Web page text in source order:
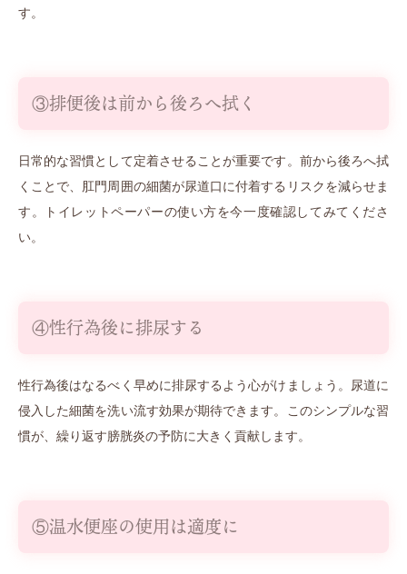
す。
③排便後は前から後ろへ拭く
日常的な習慣として定着させることが重要です。前から後ろへ拭
くことで、肛門周囲の細菌が尿道口に付着するリスクを減らせま
す。トイレットペーパーの使い方を今一度確認してみてくださ
い。
④性行為後に排尿する
性行為後はなるべく早めに排尿するよう心がけましょう。尿道に
侵入した細菌を洗い流す効果が期待できます。このシンプルな習
慣が、繰り返す膀胱炎の予防に大きく貢献します。
⑤温水便座の使用は適度に